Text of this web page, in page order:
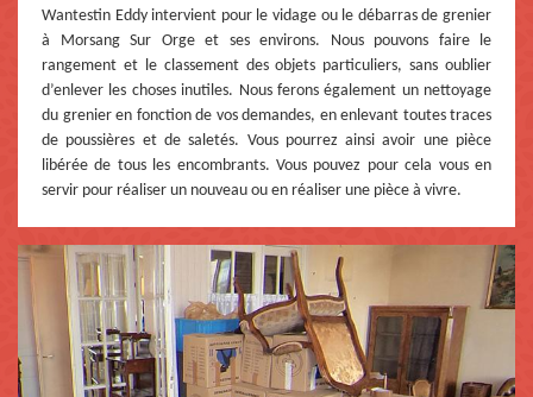
Wantestin Eddy intervient pour le vidage ou le débarras de grenier
à Morsang Sur Orge et ses environs. Nous pouvons faire le
rangement et le classement des objets particuliers, sans oublier
d’enlever les choses inutiles. Nous ferons également un nettoyage
du grenier en fonction de vos demandes, en enlevant toutes traces
de poussières et de saletés. Vous pourrez ainsi avoir une pièce
libérée de tous les encombrants. Vous pouvez pour cela vous en
servir pour réaliser un nouveau ou en réaliser une pièce à vivre.